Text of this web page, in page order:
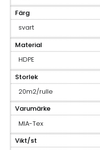
Färg
svart
Material
HDPE
Storlek
20m2/rulle
Varumärke
MIA-Tex
Vikt/st